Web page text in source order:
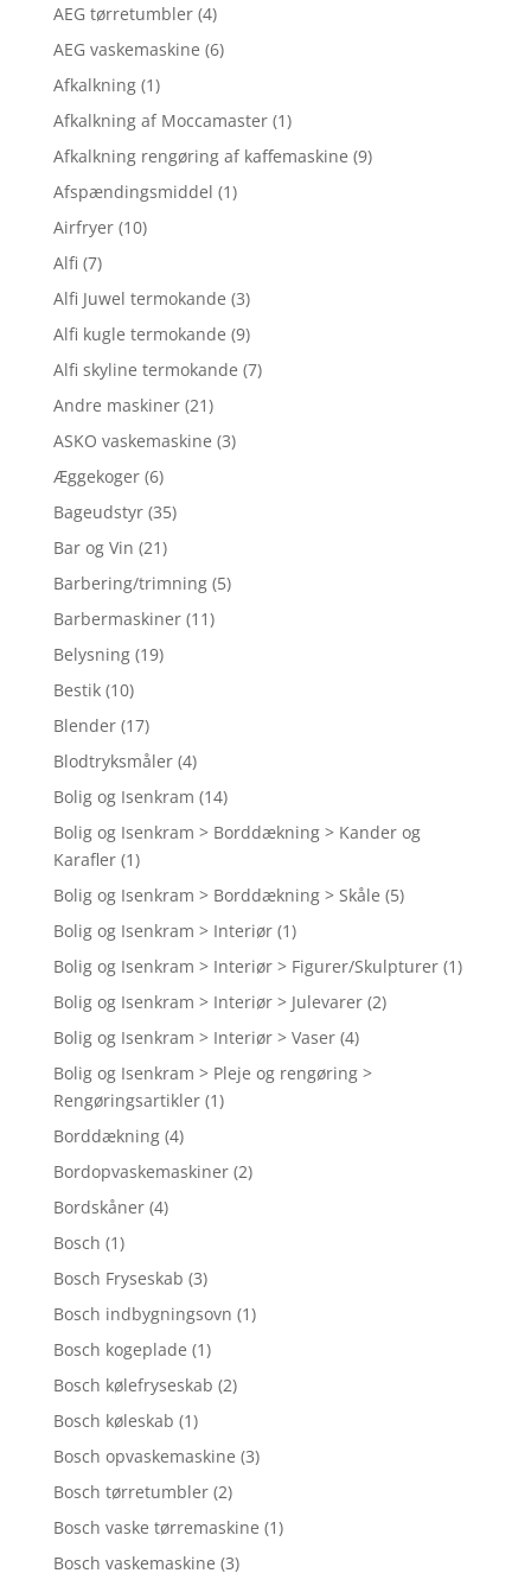
AEG tørretumbler (4)
AEG vaskemaskine (6)
Afkalkning (1)
Afkalkning af Moccamaster (1)
Afkalkning rengøring af kaffemaskine (9)
Afspændingsmiddel (1)
Airfryer (10)
Alfi (7)
Alfi Juwel termokande (3)
Alfi kugle termokande (9)
Alfi skyline termokande (7)
Andre maskiner (21)
ASKO vaskemaskine (3)
Æggekoger (6)
Bageudstyr (35)
Bar og Vin (21)
Barbering/trimning (5)
Barbermaskiner (11)
Belysning (19)
Bestik (10)
Blender (17)
Blodtryksmåler (4)
Bolig og Isenkram (14)
Bolig og Isenkram > Borddækning > Kander og
Karafler (1)
Bolig og Isenkram > Borddækning > Skåle (5)
Bolig og Isenkram > Interiør (1)
Bolig og Isenkram > Interiør > Figurer/Skulpturer (1)
Bolig og Isenkram > Interiør > Julevarer (2)
Bolig og Isenkram > Interiør > Vaser (4)
Bolig og Isenkram > Pleje og rengøring >
Rengøringsartikler (1)
Borddækning (4)
Bordopvaskemaskiner (2)
Bordskåner (4)
Bosch (1)
Bosch Fryseskab (3)
Bosch indbygningsovn (1)
Bosch kogeplade (1)
Bosch kølefryseskab (2)
Bosch køleskab (1)
Bosch opvaskemaskine (3)
Bosch tørretumbler (2)
Bosch vaske tørremaskine (1)
Bosch vaskemaskine (3)